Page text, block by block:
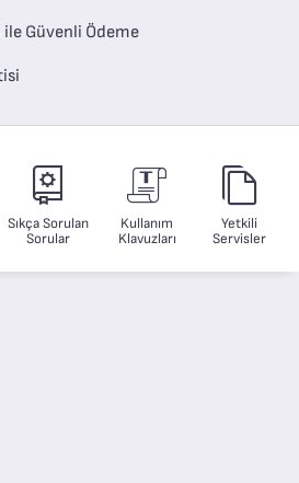
Güvenli Ödeme
Sıkça Sorulan
Sorular
Kullanım
Klavuzları
Yetkili
Servisler